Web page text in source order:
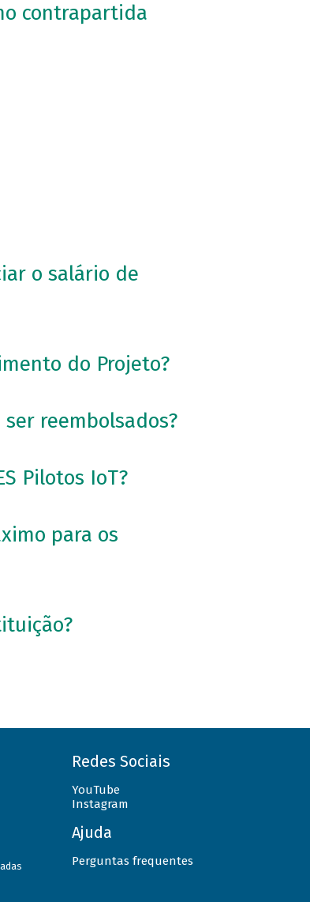
contrapartida
o salário de
do Projeto?
reembolsados?
Pilotos IoT?
para os
Redes Sociais
YouTube
Instagram
Ajuda
Perguntas frequentes